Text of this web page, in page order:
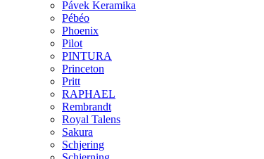
Pávek Keramika
Pébéo
Phoenix
Pilot
PINTURA
Princeton
Pritt
RAPHAEL
Rembrandt
Royal Talens
Sakura
Schjering